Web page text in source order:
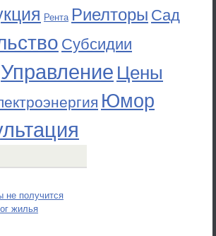
Рента Риелторы Сад
Субсидии
Управление Цены
Юмор
не получится
жилья